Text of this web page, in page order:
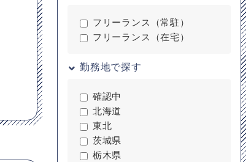
フリーランス（常駐）
フリーランス（在宅）
勤務地で探す
確認中
北海道
東北
茨城県
栃木県